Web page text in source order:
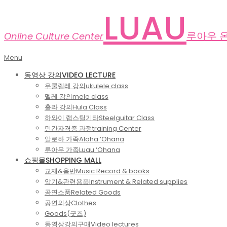
Online Culture Center LUAU 루아우
Primary
Menu
Menu
동영상 강의VIDEO LECTURE
우쿨렐레 강의ukulele class
멜레 강의mele class
훌라 강의Hula Class
하와이 랩스틸기타Steelguitar Class
민간자격증 과정training Center
알로하 가족Aloha ‘Ohana
루아우 가족Luau ‘Ohana
쇼핑몰SHOPPING MALL
교재&음반Music Record & books
악기&관련용품Instrument & Related supplies
공연소품Related Goods
공연의상Clothes
Goods(굿즈)
동영상강의구매Video lectures